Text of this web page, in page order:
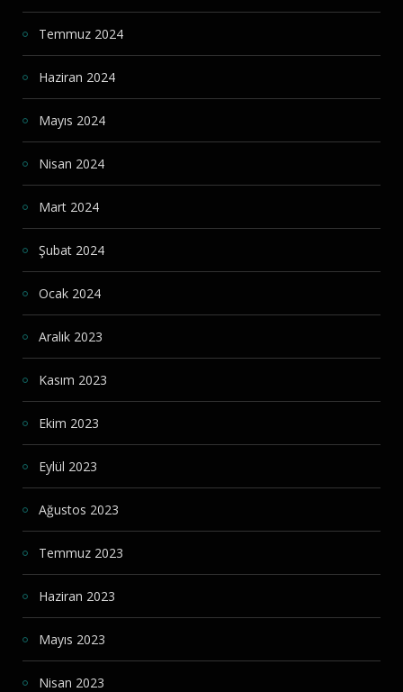
Temmuz 2024
Haziran 2024
Mayıs 2024
Nisan 2024
Mart 2024
Şubat 2024
Ocak 2024
Aralık 2023
Kasım 2023
Ekim 2023
Eylül 2023
Ağustos 2023
Temmuz 2023
Haziran 2023
Mayıs 2023
Nisan 2023